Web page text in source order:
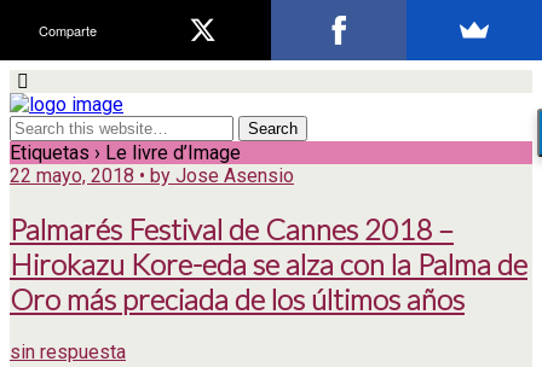
Etiquetas › Le livre d’Image
22 mayo, 2018 • by Jose Asensio
Palmarés Festival de Cannes 2018 –
Hirokazu Kore-eda se alza con la Palma de
Oro más preciada de los últimos años
sin respuesta
Comparte